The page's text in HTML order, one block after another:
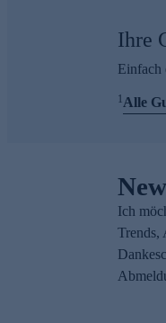
Ihre
Einfach
1Alle
Ich
Trends,